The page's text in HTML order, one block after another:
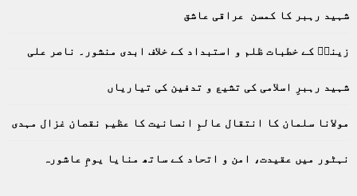
f
r
A
R
C
H
شہید رہبر کا کمسن عراقی عاشق
زینبؑ کے خطبات ظلم و استبداد کے خلاف ابدی منشور۔ ناصر علی
شہید رہبرِ اسلامی کی تشیع و تدفین کی تیاریاں
مولانا سلمان کا انتقال عالمِ انسانیت کا عظیم نقصان غزال مہدی
نہٹور میں عقیدت، امن و اتحاد کے ساتھ منایا یومِ عاشورہ